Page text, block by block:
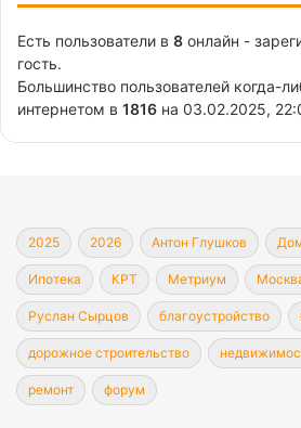
Есть пользователи в 8 онлайн -
гость.
Большинство пользователей когда-
интернетом в 1816 на 03.02.2025,
2025 2026 Антон Глушков
Ипотека КРТ Метриум
Руслан Сырцов благоустройство
дорожное строительство
ремонт форум